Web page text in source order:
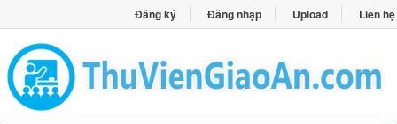
Đăng ký Đăng nhập Upload Liên hệ